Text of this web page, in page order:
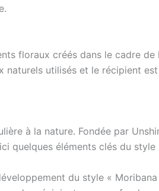
floraux créés dans le cadre de
naturels utilisés et le récipient
à la nature. Fondée par
quelques éléments clés du style
du style «